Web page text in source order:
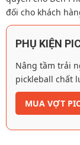
đối cho khách
PHỤ KIỆN
Nâng tầm trải
pickleball chất
MUA VỢT